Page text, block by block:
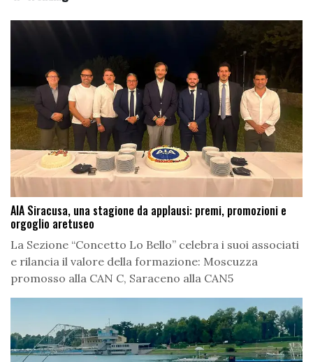
AIA Siracusa, una stagione da applausi: premi, promozioni e
orgoglio aretuseo
La Sezione “Concetto Lo Bello” celebra i suoi associati
e rilancia il valore della formazione: Moscuzza
promosso alla CAN C, Saraceno alla CAN5